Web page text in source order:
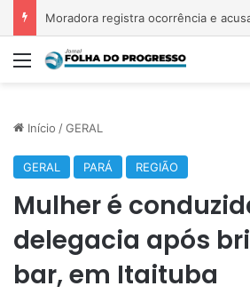
Menu
Início /GERAL
GERAL PARÁ REGIÃO
Mulher é
delegacia após
bar, em Itaituba